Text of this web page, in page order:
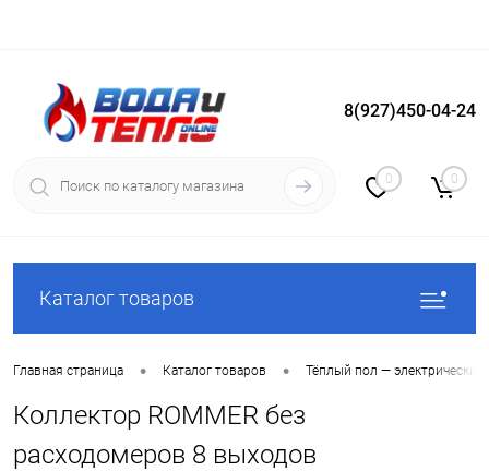
Вход Регистрация
8(927)450-04-24
0 0
Каталог товаров
Главная страница • Каталог товаров • Тёплый пол —
Коллектор ROMMER без
расходомеров 8 выходов